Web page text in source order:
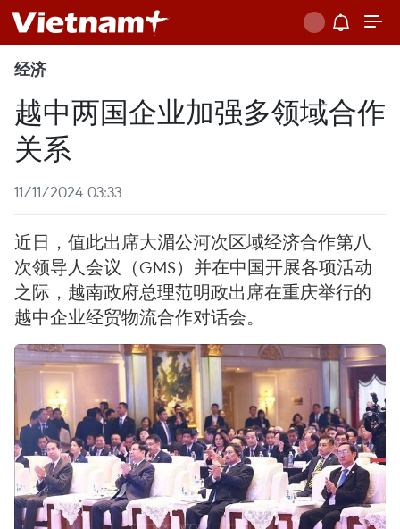
经济
越中两国企业加强多领域合作
关系
11/11/2024 03:33
近日，值此出席大湄公河次区域经济合作第八
次领导人会议（GMS）并在中国开展各项活动
之际，越南政府总理范明政出席在重庆举行的
越中企业经贸物流合作对话会。